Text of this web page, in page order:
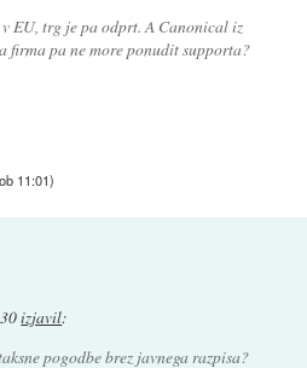
v EU, trg je pa odprt. A Canonical iz
firma pa ne more ponudit supporta?
11:01)
izjavil:
pogodbe brez javnega razpisa?